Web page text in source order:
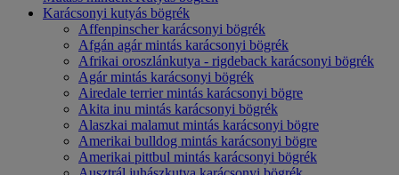
Karácsonyi kutyás bögrék
Affenpinscher karácsonyi bögrék
Afgán agár mintás karácsonyi bögrék
Afrikai oroszlánkutya - rigdeback karácsonyi bögrék
Agár mintás karácsonyi bögrék
Airedale terrier mintás karácsonyi bögre
Akita inu mintás karácsonyi bögrék
Alaszkai malamut mintás karácsonyi bögre
Amerikai bulldog mintás karácsonyi bögre
Amerikai pittbul mintás karácsonyi bögrék